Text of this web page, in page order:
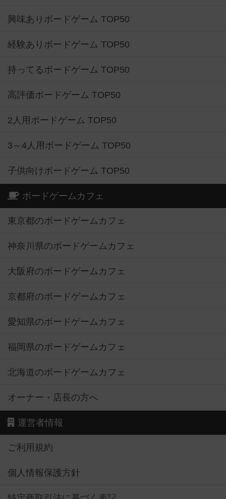
興味ありボードゲーム TOP50
経験ありボードゲーム TOP50
持ってるボードゲーム TOP50
高評価ボードゲーム TOP50
2人用ボードゲーム TOP50
3～4人用ボードゲーム TOP50
子供向けボードゲーム TOP50
ボードゲームカフェ
東京都のボードゲームカフェ
神奈川県のボードゲームカフェ
大阪府のボードゲームカフェ
京都府のボードゲームカフェ
愛知県のボードゲームカフェ
福岡県のボードゲームカフェ
北海道のボードゲームカフェ
オーナー・店長の方へ
運営者情報
ご利用規約
個人情報保護方針